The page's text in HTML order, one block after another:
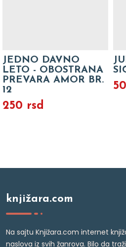
JEDNO DAVNO
LETO - OBOSTRANA
PREVARA AMOR BR.
12
250 rsd
knjižara.com
Na sajtu Knjižara.com internet
naslova iz svih žanrova. Bilo da